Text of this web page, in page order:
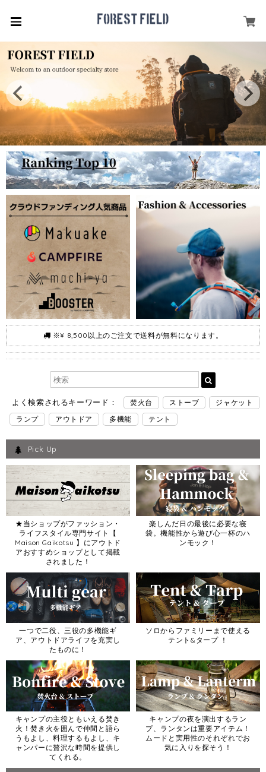
※¥ 8,500以上のご注文で送料が無料になります。
よく検索されるキーワード： 焚火台 ストーブ
ジャケット
ランプ
アウトドア 多機能 テント
Pick Up
★当ショップがファッション・
ライフスタイル専門サイト【
Maison Gaikotsu 】にアウトド
アおすすめショップとして掲載
されました！
楽しんだ日の最後に必要な寝
袋。機能性から遊び心一杯のハ
ンモック！
一つで二役、三役の多機能ギ
ア、アウトドアライフを充実し
たものに！
ソロからファミリーまで使える
テント&タープ ！
キャンプの主役ともいえる焚き
火！焚き火を囲んで仲間と語ら
うもよし、料理するもよし、キ
ャンパーに贅沢な時間を提供し
てくれる。
キャンプの夜を演出するラン
プ、ランタンは重要アイテム！
ムードと実用性のそれぞれでお
気に入りを探そう！